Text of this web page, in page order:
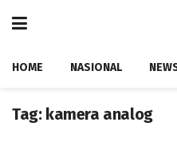
HOME NASIONAL
Tag: kamera analog